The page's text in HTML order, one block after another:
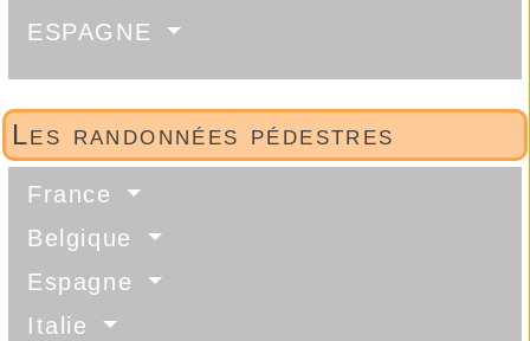
ESPAGNE
Les randonnées pédestres
France
Belgique
Espagne
Italie